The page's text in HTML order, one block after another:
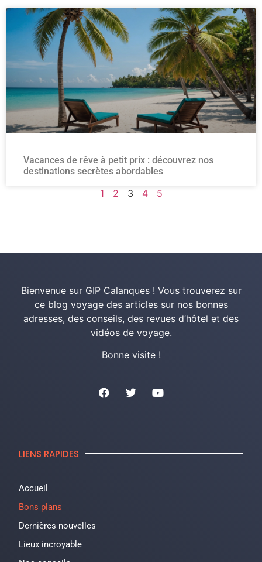
Vacances de rêve à petit prix : découvrez nos
destinations secrètes abordables
1 2 3 4 5
Bienvenue sur GIP Calanques ! Vous trouverez sur
ce blog voyage des articles sur nos bonnes
adresses, des conseils, des revues d’hôtel et des
vidéos de voyage.
Bonne visite !
LIENS RAPIDES
Accueil
Bons plans
Dernières nouvelles
Lieux incroyable